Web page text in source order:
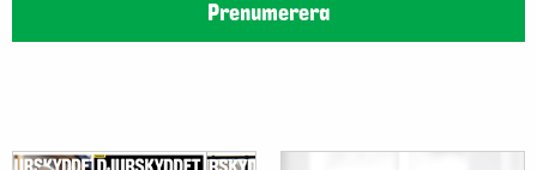
Prenumerera